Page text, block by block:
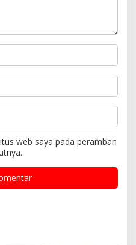
web saya pada peramban